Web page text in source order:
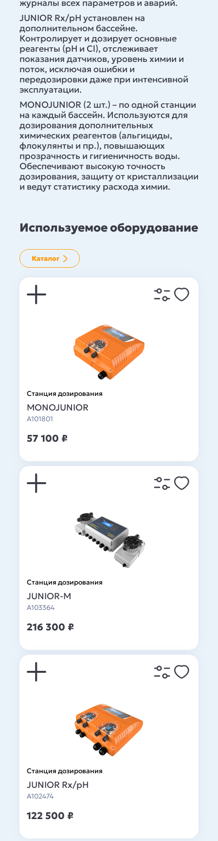
журналы всех параметров и аварий.
JUNIOR Rx/pH установлен на
дополнительном бассейне.
Контролирует и дозирует основные
реагенты (рН и Cl), отслеживает
показания датчиков, уровень химии и
поток, исключая ошибки и
передозировки даже при интенсивной
эксплуатации.
MONOJUNIOR (2 шт.) – по одной станции
на каждый бассейн. Используются для
дозирования дополнительных
химических реагентов (альгициды,
флокулянты и пр.), повышающих
прозрачность и гигиеничность воды.
Обеспечивают высокую точность
дозирования, защиту от кристаллизации
и ведут статистику расхода химии.
Используемое оборудование
Каталог
Станция дозирования
MONOJUNIOR
A101801
57 100 ₽
Станция дозирования
JUNIOR-M
A103364
216 300 ₽
Станция дозирования
JUNIOR Rx/pH
A102474
122 500 ₽